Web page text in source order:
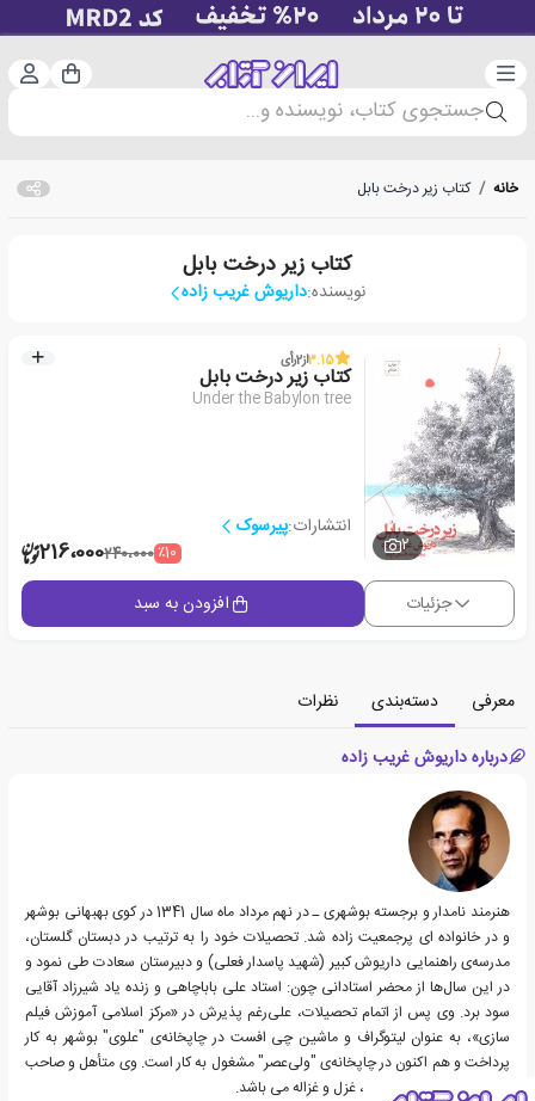
دسته‌بندی سبد
جستجوی کتاب، نویسنده و...
خانه / کتاب زیر درخت بابل
کتاب زیر درخت بابل
نویسنده:داریوش غریب زاده
2
3.15از2رأی
کتاب زیر درخت بابل
Under the Babylon tree
انتشارات:پیرسوک‏‫
٪10240،000216،000
جزئیات افزودن به سبد
معرفی دسته‌بندی
نظرات
درباره داریوش غریب زاده
هنرمند نامدار و برجسته‌ بوشهری ـ در نهم مرداد ماه سال 1341 در کوی بهبهانی بوشهر
و در خانواده ای پرجمعیت زاده شد. تحصیلات خود را به ترتیب در دبستان گلستان،
مدرسه‌ی راهنمایی داریوش کبیر (شهید پاسدار فعلی) و دبیرستان سعادت طی نمود و
در این سال‌ها از محضر استادانی چون: استاد علی باباچاهی و زنده یاد شیرزاد آقایی
سود برد. وی پس از اتمام تحصیلات، علی‌رغم پذیرش در «مرکز اسلامی آموزش فیلم
سازی»، به عنوان لیتوگراف و ماشین چی افست در چاپخانه‌ی "علوی" بوشهر به کار
پرداخت و هم اکنون در چاپخانه‌ی "ولی‌عصر" مشغول به کار است. وی متأهل و صاحب
سه فرزند به نام های امین، غزل و غزاله می باشد.